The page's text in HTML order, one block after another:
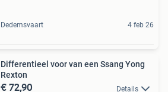
Dedemsvaart 4 feb 26
Differentieel voor van een Ssang Yong
Rexton
€ 72,90 Details